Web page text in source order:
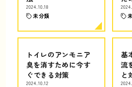
2024.10.18
未分類
トイレのアンモニア
臭を消すために今す
ぐできる対策
2024.10.12
基
流
と